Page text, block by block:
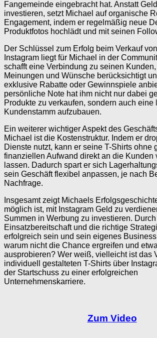
Fangemeinde eingebracht hat. Anstatt
investieren, setzt Michael auf organische
Engagement, indem er regelmäßig neue
Produktfotos hochlädt und mit seinen
Der Schlüssel zum Erfolg beim Verkauf
Instagram liegt für Michael in der
schafft eine Verbindung zu seinen
Meinungen und Wünsche berücksichtigt
exklusive Rabatte oder Gewinnspiele
persönliche Note hat ihm nicht nur dabei
Produkte zu verkaufen, sondern auch eine
Kundenstamm aufzubauen.
Ein weiterer wichtiger Aspekt des
Michael ist die Kostenstruktur. Indem er
Dienste nutzt, kann er seine T-Shirts ohne
finanziellen Aufwand direkt an die Kunden
lassen. Dadurch spart er sich
sein Geschäft flexibel anpassen, je nach
Nachfrage.
Insgesamt zeigt Michaels
möglich ist, mit Instagram Geld zu
Summen in Werbung zu investieren.
Einsatzbereitschaft und die richtige
erfolgreich sein und sein eigenes
warum nicht die Chance ergreifen und
ausprobieren? Wer weiß, vielleicht ist das
individuell gestalteten T-Shirts über
der Startschuss zu einer erfolgreichen
Unternehmenskarriere.
Zum Video